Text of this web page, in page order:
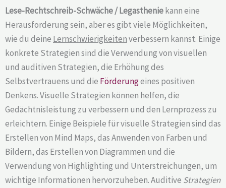
Lese-Rechtschreib-Schwäche / Legastheniekann eine
Herausforderung sein, aber es gibt viele Möglichkeiten,
wie du deine Lernschwierigkeitenverbessern kannst. Einige
konkrete Strategien sind die Verwendung von visuellen
und auditiven Strategien, die Erhöhung des
Selbstvertrauens und die Förderungeines positiven
Denkens. Visuelle Strategien können helfen, die
Gedächtnisleistung zu verbessern und den Lernprozess zu
erleichtern. Einige Beispiele für visuelle Strategien sind das
Erstellen von Mind Maps, das Anwenden von Farben und
Bildern, das Erstellen von Diagrammen und die
Verwendung von Highlighting und Unterstreichungen, um
wichtige Informationen hervorzuheben. Auditive Strategien